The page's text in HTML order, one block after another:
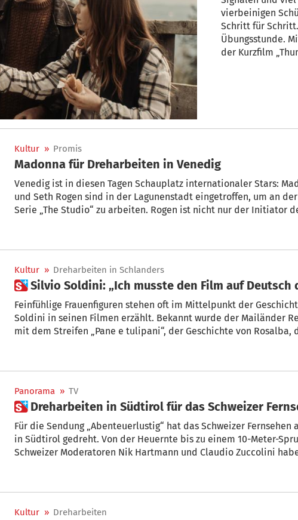
vierbeinigen
Schritt für
Übungsstunde.
der Kurzfilm
Kultur » Promis
Madonna für Dreharbeiten in Venedig
Venedig ist in diesen Tagen Schauplatz internationaler Stars:
und Seth Rogen sind in der Lagunenstadt eingetroffen, um an
Serie „The Studio“ zu arbeiten. Rogen ist nicht nur der Initiator
Kultur » Dreharbeiten in Schlanders
 Silvio Soldini: „Ich musste den Film auf Deutsch
Feinfühlige Frauenfiguren stehen oft im Mittelpunkt der Geschichten, die Silvio
Soldini in seinen Filmen erzählt. Bekannt wurde der Mailänder Regisseur
mit dem Streifen „Pane e tulipani“, der Geschichte von Rosalba,
Panorama » TV
 Dreharbeiten in Südtirol für das Schweizer
Für die Sendung „Abenteuerlustig“ hat das Schweizer Fernsehen
in Südtirol gedreht. Von der Heuernte bis zu einem 10-Meter-
Schweizer Moderatoren Nik Hartmann und Claudio Zuccolini
Kultur » Dreharbeiten